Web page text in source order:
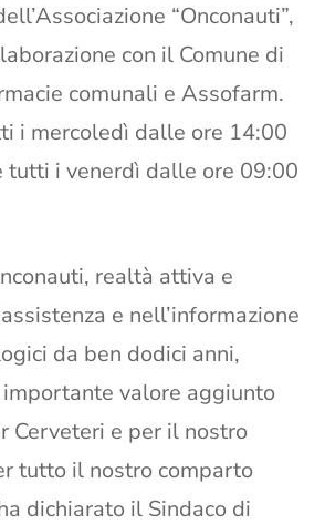
“Onconauti”,
con il Comune di
comunali e Assofarm.
i mercoledì dalle ore 14:00
tutti i venerdì dalle ore 09:00
realtà attiva e
e nell’informazione
da ben dodici anni,
valore aggiunto
Cerveteri e per il nostro
tutto il nostro comparto
dichiarato il Sindaco di